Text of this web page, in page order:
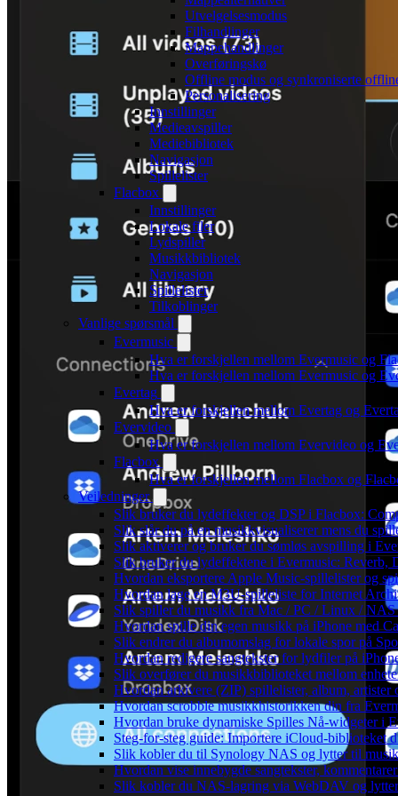
Utvelgelsesmodus
Filhandlinger
Mappehandlinger
Overføringskø
Offline modus og synkroniserte
Personalisering
Innstillinger
Medieavspiller
Mediebibliotek
Navigasjon
Spillelister
Flacbox
Innstillinger
Lokale filer
Lydspiller
Musikkbibliotek
Navigasjon
Spillelister
Tilkoblinger
Vanlige spørsmål
Evermusic
Hva er forskjellen mellom Evermusic og
Hva er forskjellen mellom Evermusic og
Evertag
Hva er forskjellen mellom Evertag og
Evervideo
Hva er forskjellen mellom Evervideo og
Flacbox
Hva er forskjellen mellom Flacbox og
Veiledninger
Slik bruker du lydeffekter og DSP i Flacbox:
Slik slår du på en musikkvisualiserer mens du
Slik aktiverer og bruker du sømløs avspilling i
Slik bruker du lydeffektene i Evermusic: Reverb,
Hvordan eksportere Apple Music-spillelister og
Hvordan lage en M3U-spilleliste for Internet
Slik spiller du musikk fra Mac / PC / Linux /
Hvordan spille din egen musikk på iPhone med
Slik endrer du albumomslag for lokale spor på
Hvordan redigere sangtekster for lydfiler på
Slik overfører du musikkbiblioteket mellom
Hvordan arkivere (ZIP) spillelister, album,
Hvordan scrobble musikkhistorikken din fra
Hvordan bruke dynamiske Spilles Nå-widgeter i
Steg-for-steg guide: Importere iCloud-biblioteket
Slik kobler du til Synology NAS og lytter til
Hvordan vise innebygde sangtekster,
Slik kobler du NAS-lagring via WebDAV og